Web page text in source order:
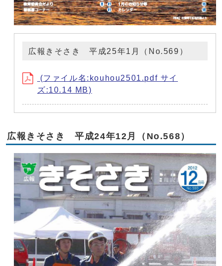
広報きそさき 平成25年1月（No.569）
(ファイル名:kouhou2501.pdf サイ
ズ:10.14 MB)
広報きそさき 平成24年12月（No.568）